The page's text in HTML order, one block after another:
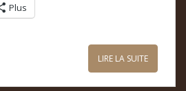
Plus
LIRE LA SUITE